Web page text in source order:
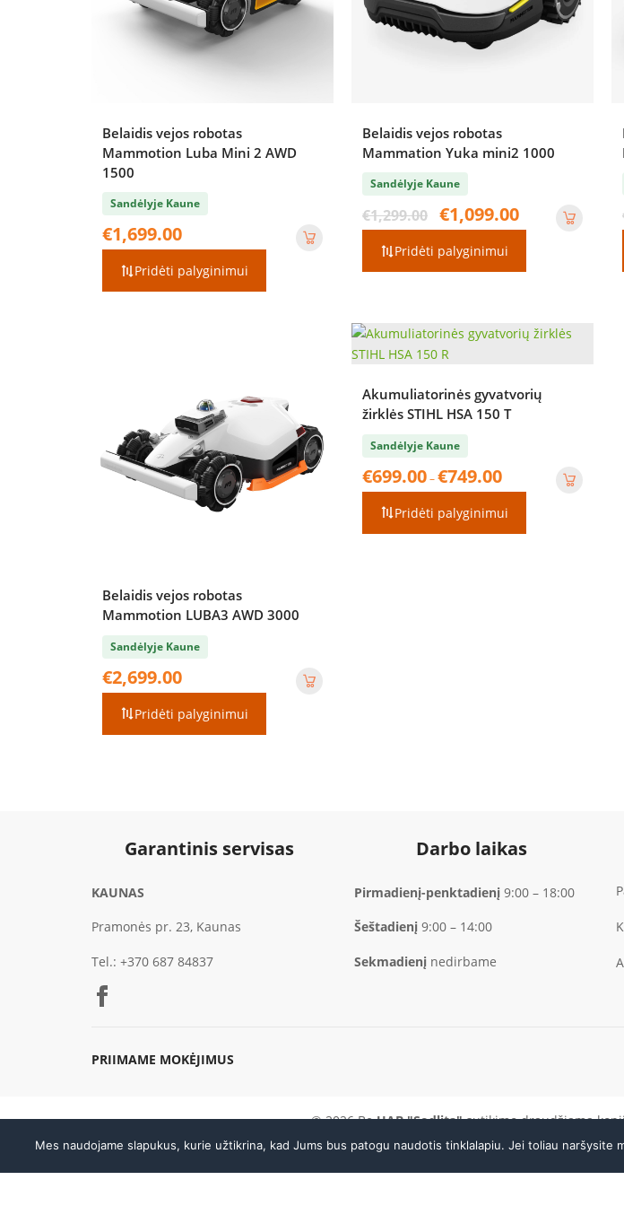
Belaidis vejos robotas
Mammotion Luba Mini 2 AWD
1500
Sandėlyje Kaune
€1,699.00
Pridėti palyginimui
Belaidis vejos robotas
Mammation Yuka mini2 1000
Sandėlyje Kaune
€1,299.00
Original
price
was:
€1,299.00.
€1,099.00Current
Pridėti palyginimui
Belaidis vejos robotas
Mammotion LUBA3 AWD 3000
Sandėlyje Kaune
€2,699.00
Pridėti palyginimui
Akumuliatorinės gyvatvorių
žirklės STIHL HSA 150 T
Sandėlyje Kaune
€699.00–€749.00
€699.00
through
Pridėti palyginimui
Garantinis servisas
KAUNAS
Pramonės pr. 23, Kaunas
Tel.: +370 687 84837
Darbo laikas
Pirmadienį-penktadienį9:00 – 18:00
Šeštadienį9:00 – 14:00
Sekmadienįnedirbame
PRIIMAME MOKĖJIMUS
© 2026 BeUAB "Sodlita"sutikimo draudžiama
PARDUOTUVĖ IR SERVISAS KAUNE DARBO LAIKAS
Atsisakyti sutarties
Mes naudojame slapukus, kurie užtikrina, kad Jums bus patogu naudotis tinklalapiu. Jei toliau naršysite